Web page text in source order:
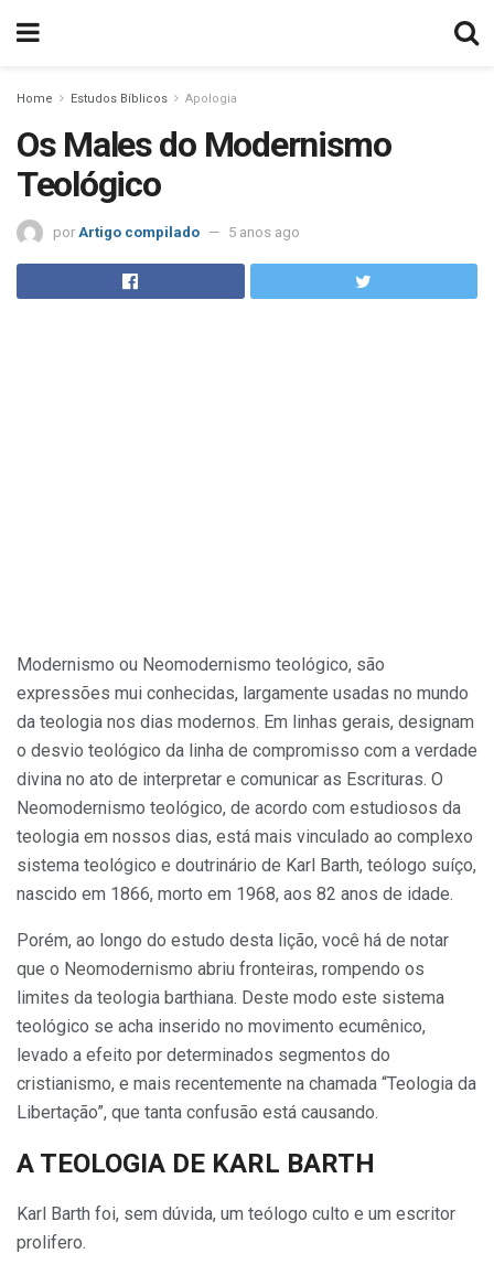
Home Estudos Bíblicos Apologia
Os Males do Modernismo
Teológico
por Artigo compilado 5 anos ago
Modernismo ou Neomodernismo teológico, são
expressões mui conhe­cidas, largamente usadas no mundo
da teologia nos dias modernos. Em linhas gerais, designam
o desvio teológico da linha de compromisso com a verdade
divina no ato de in­terpretar e comunicar as Escrituras. O
Neomodernismo teológico, de acordo com estudiosos da
teologia em nossos dias, está mais vinculado ao complexo
sistema teológico e doutrinário de Karl Barth, teólogo suíço,
nascido em 1866, morto em 1968, aos 82 anos de idade.
Porém, ao longo do estudo desta lição, você há de notar
que o Neo­modernismo abriu fronteiras, rom­pendo os
limites da teologia barthiana. Deste modo este sistema
teológico se acha inserido no movi­mento ecumênico,
levado a efeito por determinados segmentos do
cristianismo, e mais recentemente na chamada “Teologia da
Liberta­ção”, que tanta confusão está cau­sando.
A TEOLOGIA DE KARL BARTH
Karl Barth foi, sem dúvida, um teólogo culto e um escritor
prolifero.